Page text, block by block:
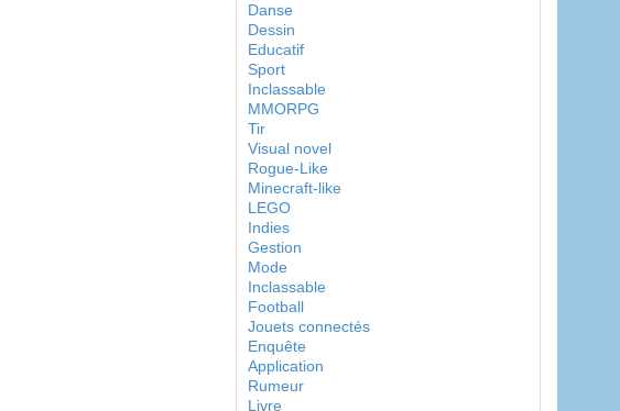
Danse
Dessin
Educatif
Sport
Inclassable
MMORPG
Tir
Visual novel
Rogue-Like
Minecraft-like
LEGO
Indies
Gestion
Mode
Inclassable
Football
Jouets connectés
Enquête
Application
Rumeur
Livre